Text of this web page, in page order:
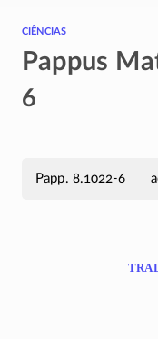
ciências
Pappus
6
Papp. 8.1022-6